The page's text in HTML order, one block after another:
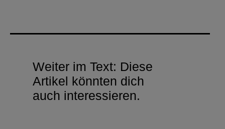
Weiter im Text: Diese
Artikel könnten dich
auch interessieren.